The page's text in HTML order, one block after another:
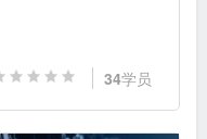
34学员